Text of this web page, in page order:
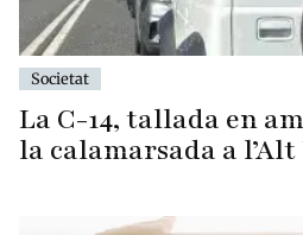
Societat
La C-14, tallada en
la calamarsada a